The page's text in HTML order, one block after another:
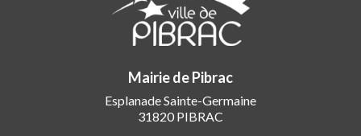
Mairie de Pibrac
Esplanade Sainte-Germaine
31820 PIBRAC